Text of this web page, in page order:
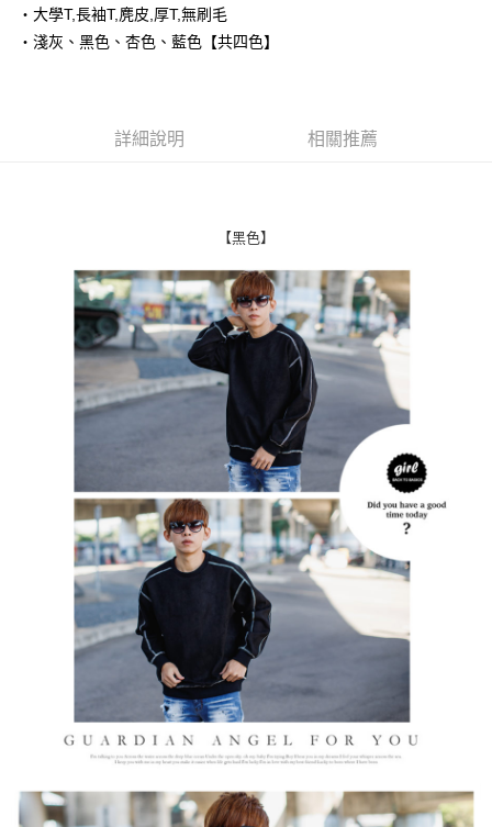
Google Pay
AFTEE先享後付是「在收到商品之後才付款」的支付方式。 讓您購物簡單
１．於結帳方式選擇「AFTEE先享後付」後，將跳轉至「AFTEE先享後付」
結帳頁面，進行簡訊認證並確認金額後，即可完成結帳。
２．訂單成立數日內，您將收到繳費通知簡訊。
３．收到繳費通知簡訊後14天內，點擊此簡訊中的連結，可透過四大超商／
ATM／網路銀行／等多元方式進行付款，方視為交易完成。
※ 請注意：結帳手續完成當下不需立刻繳費，但若您需要取消訂單，請聯絡
購買商品的店家。未經商家同意取消之訂單仍視為有效，需透過AFTEE先享
後付繳納相關費用。
※ 交易是否成功請以「AFTEE先享後付 」之結帳頁面顯示為準，若有關於
是否繳費成功／繳費後需取消欲退款等相關疑問，請聯繫「AFTEE先享後付
https://netprotections.freshdesk.com/support/home
【注意事項】
１．透過由恩沛科技股份有限公司提供之「AFTEE先享後付」服務完成之交
易，需依本服務之必要範圍內提供個人資料，並將交易相關給付款項請求債
權轉讓予恩沛科技股份有限公司。
２．關於個人資料處理事宜，請瀏覽以下網址：
https://aftee.tw/terms/#terms3
３．未成年的使用者請事先徵得法定代理人或監護人之同意方可使用
「AFTEE先享後付」，若未經同意申辦者引起之損失，本公司不負相關責
４．使用「AFTEE先享後付」時，將依據個別帳號之用戶狀況，依本公司即
時審查核予不同之上限額度；若仍有額度不足之情形，本公司將視審查結果
請求用戶進行身份認證。
５．嚴禁一人註冊多個帳號或使用他人資訊註冊。若發現惡意使用之情形，
先付款後全家取貨
每筆NT$80，滿NT$1,800(含以上)免運費
每筆NT$80，滿NT$1,800(含以上)免運費
每筆NT$80，滿NT$1,800(含以上)免運費
每筆NT$120，滿NT$3,000(含以上)免運費
‧大學T,長袖T,麂皮,厚T,無刷毛
‧淺灰、黑色、杏色、藍色【共四色】
詳細說明 相關推薦
【黑色】